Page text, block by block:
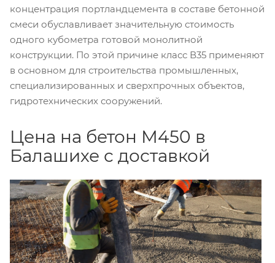
концентрация портландцемента в составе бетонной
смеси обуславливает значительную стоимость
одного кубометра готовой монолитной
конструкции. По этой причине класс В35 применяют
в основном для строительства промышленных,
специализированных и сверхпрочных объектов,
гидротехнических сооружений.
Цена на бетон М450 в
Балашихе с доставкой